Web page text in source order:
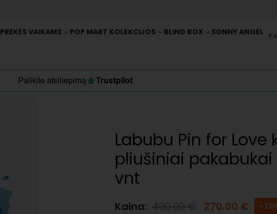
PREKĖS VAIKAMS POP MART KOLEKCIJOS BLIND BOX SONNY ANGEL
Palikite atsiliepimą Trustpilot
Labubu Pin for Love
pliušiniai pakabukai
vnt
Kaina: 270.00 € -